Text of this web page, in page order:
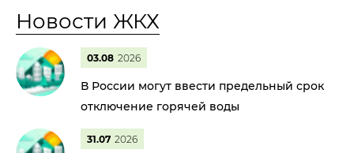
Новости ЖКХ
03.08 2026
В России могут ввести предельный срок
отключение горячей воды
31.07 2026